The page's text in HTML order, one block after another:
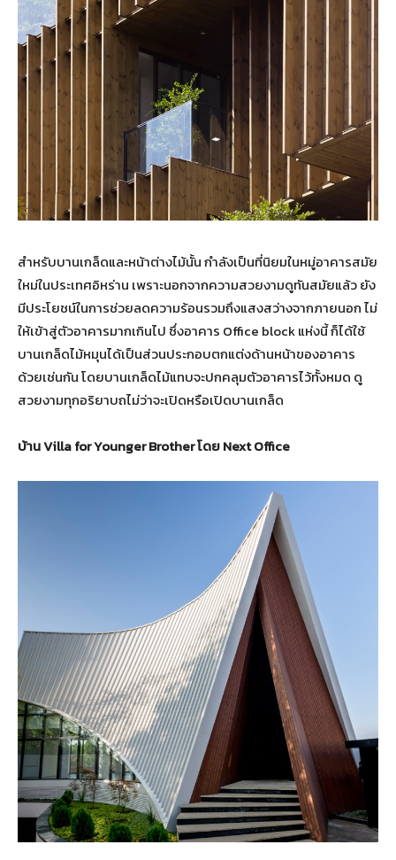
สำหรับบานเกล็ดและหน้าต่างไม้นั้น กำลังเป็นที่นิยมในหมู่อาคารสมัย
ใหม่ในประเทศอิหร่าน เพราะนอกจากความสวยงามดูทันสมัยแล้ว ยัง
มีประโยชน์ในการช่วยลดความร้อนรวมถึงแสงสว่างจากภายนอก ไม่
ให้เข้าสู่ตัวอาคารมากเกินไป ซึ่งอาคาร Office block แห่งนี้ ก็ได้ใช้
บานเกล็ดไม้หมุนได้เป็นส่วนประกอบตกแต่งด้านหน้าของอาคาร
ด้วยเช่นกัน โดยบานเกล็ดไม้แทบจะปกคลุมตัวอาคารไว้ทั้งหมด ดู
สวยงามทุกอริยาบถไม่ว่าจะเปิดหรือเปิดบานเกล็ด
บ้าน Villa for Younger Brother โดย Next Office